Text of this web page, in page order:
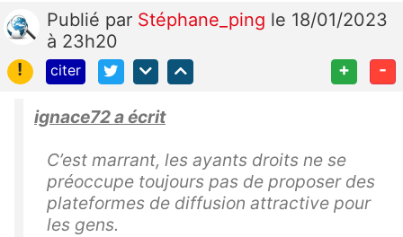
Publié par Stéphane_ping le 18/01/2023
à 23h20
!
citer + -
ignace72 a écrit
C’est marrant, les ayants droits ne se
préoccupe toujours pas de proposer des
plateformes de diffusion attractive pour
les gens.